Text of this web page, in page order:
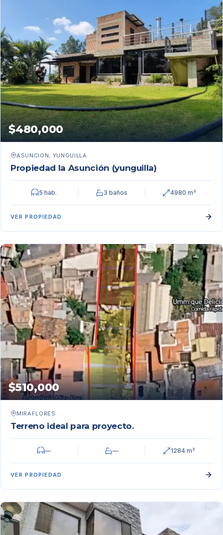
$480,000
ASUNCION, YUNGUILLA
Propiedad la Asunción (yunguilla)
5 hab. 3 baños 4980 m²
VER PROPIEDAD
$510,000
MIRAFLORES
Terreno ideal para proyecto.
— — 1284 m²
VER PROPIEDAD